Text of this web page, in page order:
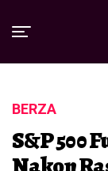
BERZA
S&P 500